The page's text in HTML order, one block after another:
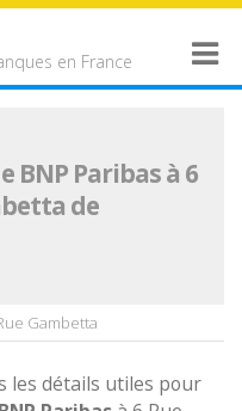
en France
BNP Paribas à 6
de
Gambetta
les détails utiles pour